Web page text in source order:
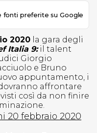
fonti preferite su Google
2020 la gara degli
Italia 9:il talent
Giorgio
e Bruno
appuntamento, i
affrontare
così da non finire
20 febbraio 2020